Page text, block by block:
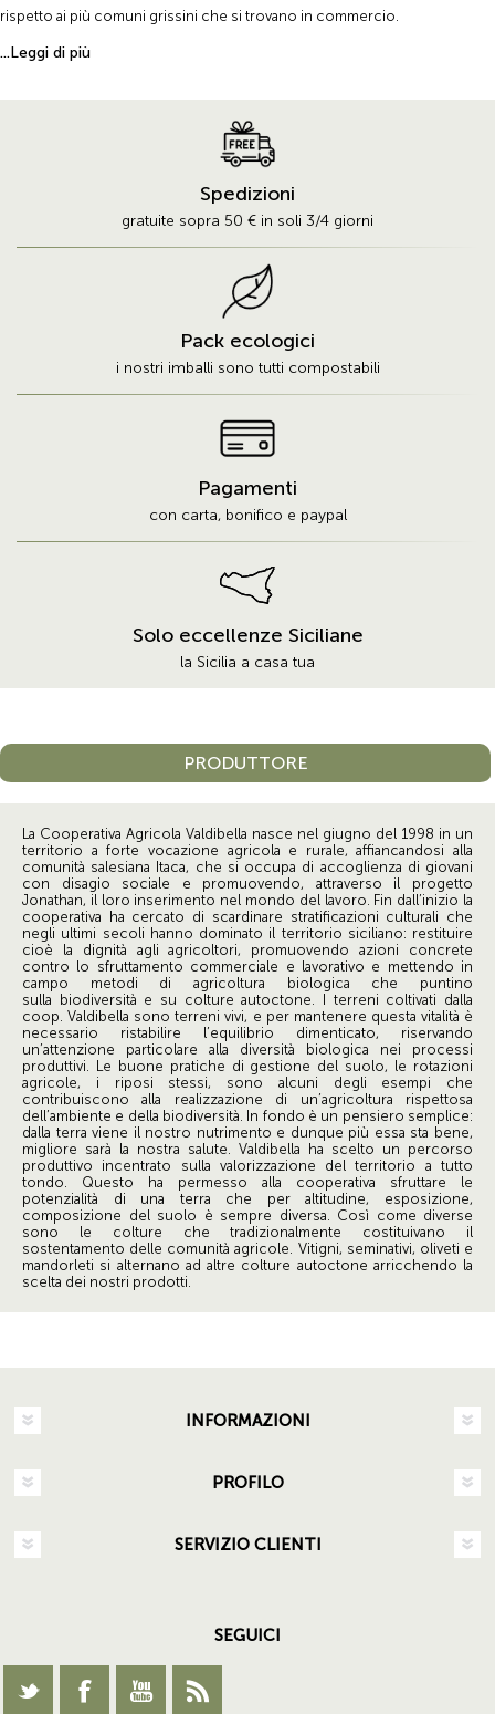
rispetto ai più comuni grissini che si trovano in commercio.
Questo prodotto, oltre ad essere l'ideale per accompagnare salumi,
salutare snack da consumare comodamente in qualsiasi momento della
...Leggi di più
Spedizioni
gratuite sopra 50 € in soli 3/4 giorni
Pack ecologici
i nostri imballi sono tutti compostabili
Pagamenti
con carta, bonifico e paypal
Solo eccellenze Siciliane
la Sicilia a casa tua
PRODUTTORE
La Cooperativa Agricola Valdibella nasce nel giugno del 1998 in un
territorio a forte vocazione agricola e rurale, affiancandosi alla
comunità salesiana Itaca, che si occupa di accoglienza di giovani
con disagio sociale e promuovendo, attraverso il progetto
Jonathan, il loro inserimento nel mondo del lavoro. Fin dall’inizio la
cooperativa ha cercato di scardinare stratificazioni culturali che
negli ultimi secoli hanno dominato il territorio siciliano: restituire
cioè la dignità agli agricoltori, promuovendo azioni concrete
contro lo sfruttamento commerciale e lavorativo e mettendo in
campo metodi di agricoltura biologica che puntino
sulla biodiversità e su colture autoctone. I terreni coltivati dalla
coop. Valdibella sono terreni vivi, e per mantenere questa vitalità è
necessario ristabilire l’equilibrio dimenticato, riservando
un’attenzione particolare alla diversità biologica nei processi
produttivi. Le buone pratiche di gestione del suolo, le rotazioni
agricole, i riposi stessi, sono alcuni degli esempi che
contribuiscono alla realizzazione di un’agricoltura rispettosa
dell’ambiente e della biodiversità. In fondo è un pensiero semplice:
dalla terra viene il nostro nutrimento e dunque più essa sta bene,
migliore sarà la nostra salute. Valdibella ha scelto un percorso
produttivo incentrato sulla valorizzazione del territorio a tutto
tondo. Questo ha permesso alla cooperativa sfruttare le
potenzialità di una terra che per altitudine, esposizione,
composizione del suolo è sempre diversa. Così come diverse
sono le colture che tradizionalmente costituivano il
sostentamento delle comunità agricole. Vitigni, seminativi, oliveti e
mandorleti si alternano ad altre colture autoctone arricchendo la
scelta dei nostri prodotti.
INFORMAZIONI
PROFILO
SERVIZIO CLIENTI
SEGUICI